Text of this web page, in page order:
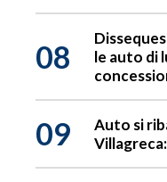
08
le auto di
09
Auto si